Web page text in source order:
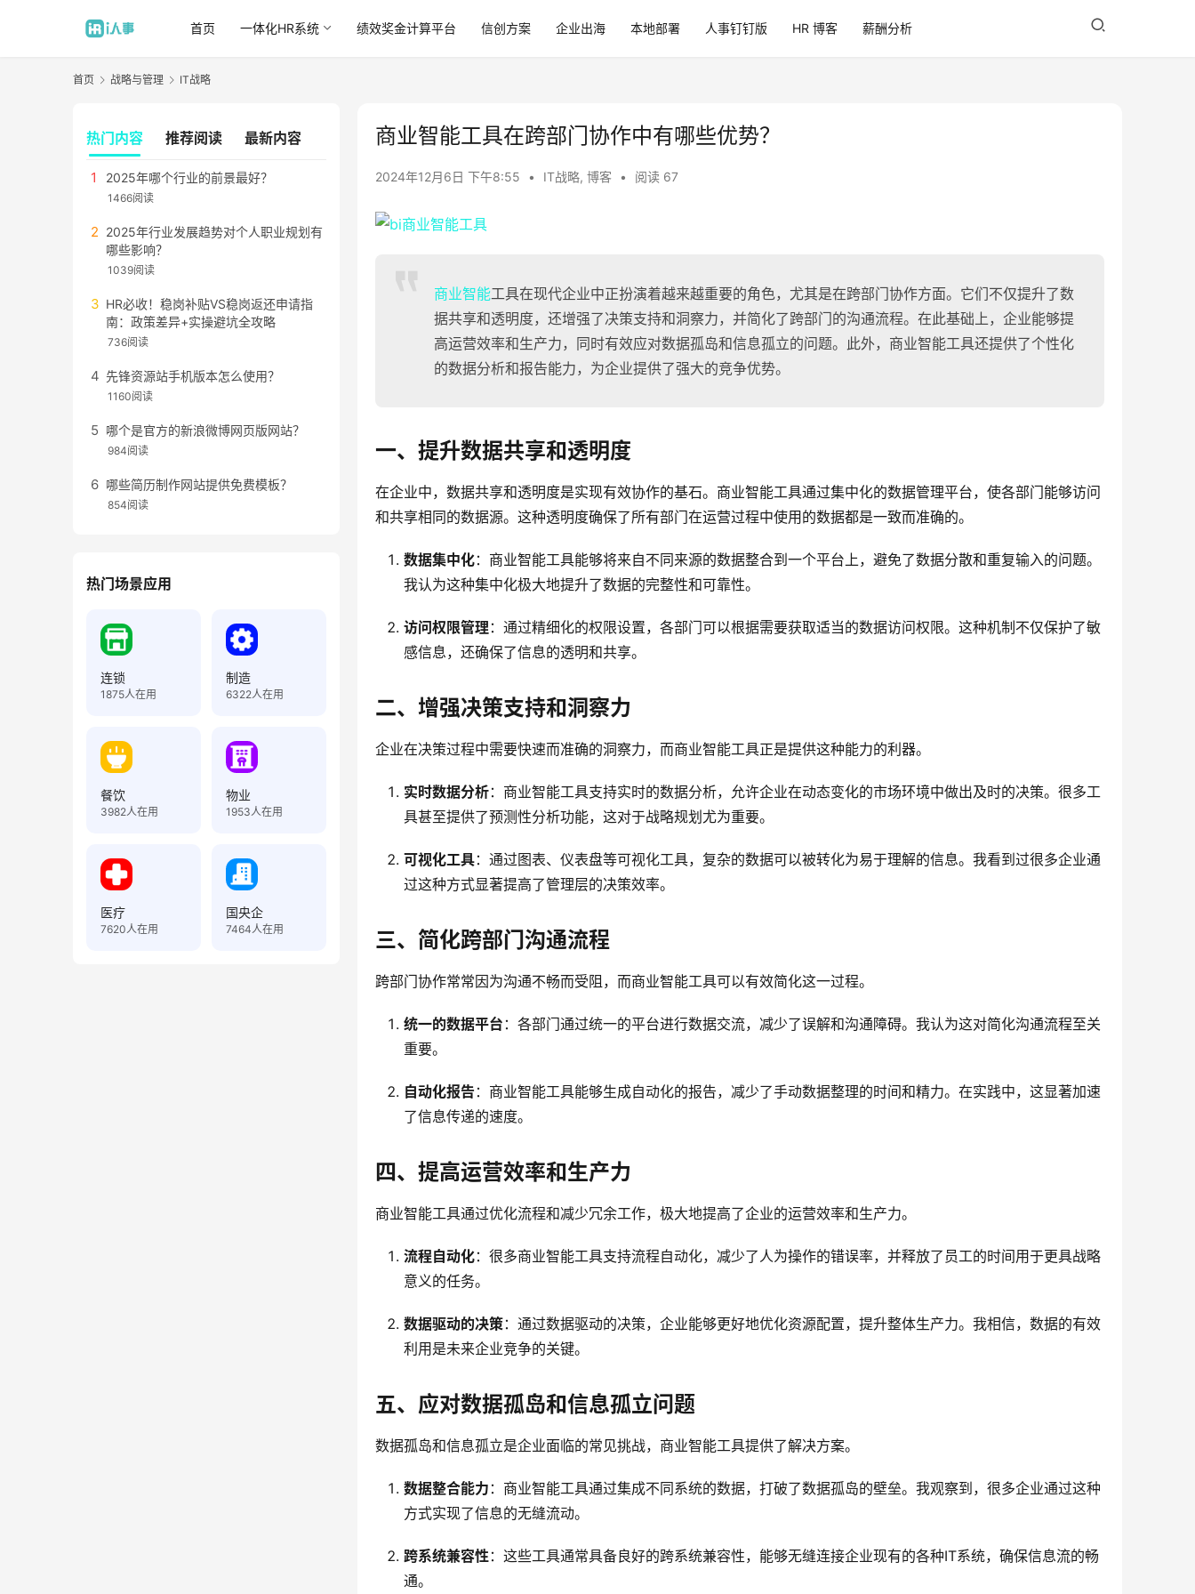
首页 一体化HR系统 绩效奖金计算平台 信创方案 企业出海 本地部署 人事钉钉版 HR 博客 薪酬分析
首页 战略与管理 IT战略
商业智能工具在跨部门协作中有哪些优势？
2024年12月6日 下午8:55 • IT战略, 博客 • 阅读 67
商业智能工具在现代企业中正扮演着越来越重要的角色，尤其是在跨部门协作方面。它们不仅提升了数
据共享和透明度，还增强了决策支持和洞察力，并简化了跨部门的沟通流程。在此基础上，企业能够提
高运营效率和生产力，同时有效应对数据孤岛和信息孤立的问题。此外，商业智能工具还提供了个性化
的数据分析和报告能力，为企业提供了强大的竞争优势。
一、提升数据共享和透明度
在企业中，数据共享和透明度是实现有效协作的基石。商业智能工具通过集中化的数据管理平台，使各部门能够访问
和共享相同的数据源。这种透明度确保了所有部门在运营过程中使用的数据都是一致而准确的。
数据集中化：商业智能工具能够将来自不同来源的数据整合到一个平台上，避免了数据分散和重复输入的问题。
我认为这种集中化极大地提升了数据的完整性和可靠性。
访问权限管理 ：通过精细化的权限设置，各部门可以根据需要获取适当的数据访问权限。这种机制不仅保护了敏
感信息，还确保了信息的透明和共享。
二、增强决策支持和洞察力
企业在决策过程中需要快速而准确的洞察力，而商业智能工具正是提供这种能力的利器。
实时数据分析：商业智能工具支持实时的数据分析，允许企业在动态变化的市场环境中做出及时的决策。很多工
具甚至提供了预测性分析功能，这对于战略规划尤为重要。
可视化工具：通过图表、仪表盘等可视化工具，复杂的数据可以被转化为易于理解的信息。我看到过很多企业通
过这种方式显著提高了管理层的决策效率。
三、简化跨部门沟通流程
跨部门协作常常因为沟通不畅而受阻，而商业智能工具可以有效简化这一过程。
统一的数据平台 ：各部门通过统一的平台进行数据交流，减少了误解和沟通障碍。我认为这对简化沟通流程至关
重要。
自动化报告 ：商业智能工具能够生成自动化的报告，减少了手动数据整理的时间和精力。在实践中，这显著加速
了信息传递的速度。
四、提高运营效率和生产力
商业智能工具通过优化流程和减少冗余工作，极大地提高了企业的运营效率和生产力。
流程自动化：很多商业智能工具支持流程自动化，减少了人为操作的错误率，并释放了员工的时间用于更具战略
意义的任务。
数据驱动的决策：通过数据驱动的决策，企业能够更好地优化资源配置，提升整体生产力。我相信，数据的有效
利用是未来企业竞争的关键。
五、应对数据孤岛和信息孤立问题
数据孤岛和信息孤立是企业面临的常见挑战，商业智能工具提供了解决方案。
数据整合能力 ：商业智能工具通过集成不同系统的数据，打破了数据孤岛的壁垒。我观察到，很多企业通过这种
方式实现了信息的无缝流动。
跨系统兼容性：这些工具通常具备良好的跨系统兼容性，能够无缝连接企业现有的各种IT系统，确保信息流的畅
通。
热门内容 推荐阅读 最新内容
2025年哪个行业的前景最好？
1466阅读
2025年行业发展趋势对个人职业规划有
哪些影响？
1039阅读
HR必收！稳岗补贴VS稳岗返还申请指
南：政策差异+实操避坑全攻略
736阅读
先锋资源站手机版本怎么使用？
1160阅读
哪个是官方的新浪微博网页版网站？
984阅读
哪些简历制作网站提供免费模板？
854阅读
热门场景应用
连锁
1875人在用
制造
6322人在用
餐饮
3982人在用
物业
1953人在用
医疗
7620人在用
国央企
7464人在用